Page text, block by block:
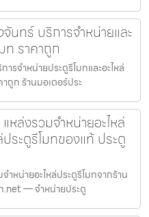
นทร์ บริการจำหน่ายและ
ท ราคาถูก
รจำหน่ายประตูรีโมทและอะไหล่
ถูก ร้านมอเตอร์ประ
ล่งรวมจำหน่ายอะไหล่
ระตูรีโมทของแท้ ประตู
หน่ายอะไหล่ประตูรีโมทจากร้าน
.net — จำหน่ายประตู